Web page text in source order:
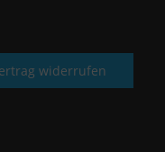
widerrufen